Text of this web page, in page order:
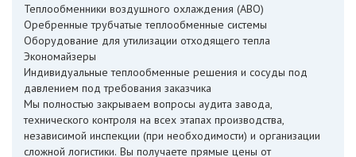
Теплообменники воздушного охлаждения (АВО)
Оребренные трубчатые теплообменные системы
Оборудование для утилизации отходящего тепла
Экономайзеры
Индивидуальные теплообменные решения и сосуды под
давлением под требования заказчика
Мы полностью закрываем вопросы аудита завода,
технического контроля на всех этапах производства,
независимой инспекции (при необходимости) и организации
сложной логистики. Вы получаете прямые цены от